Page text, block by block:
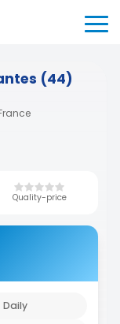
(44)
Quality-price
Daily